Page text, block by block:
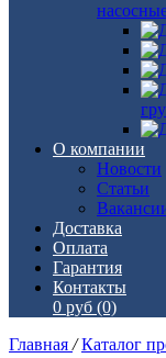
О компании
Новости
Статьи
Доставка
Оплата
Гарантия
Контакты
0 руб (0)
Главная / Каталог